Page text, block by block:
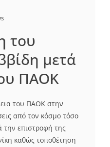
του
μετά
ΠΑΟΚ
του ΠΑΟΚ στην
από τον κόσμο τόσο
την επιστροφή της
καθώς τοποθέτηση